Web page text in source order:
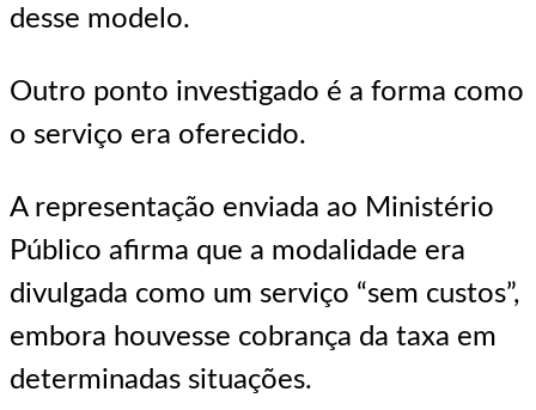
desse modelo.
Outro ponto investigado é a forma como
o serviço era oferecido.
A representação enviada ao Ministério
Público afirma que a modalidade era
divulgada como um serviço “sem custos”,
embora houvesse cobrança da taxa em
determinadas situações.